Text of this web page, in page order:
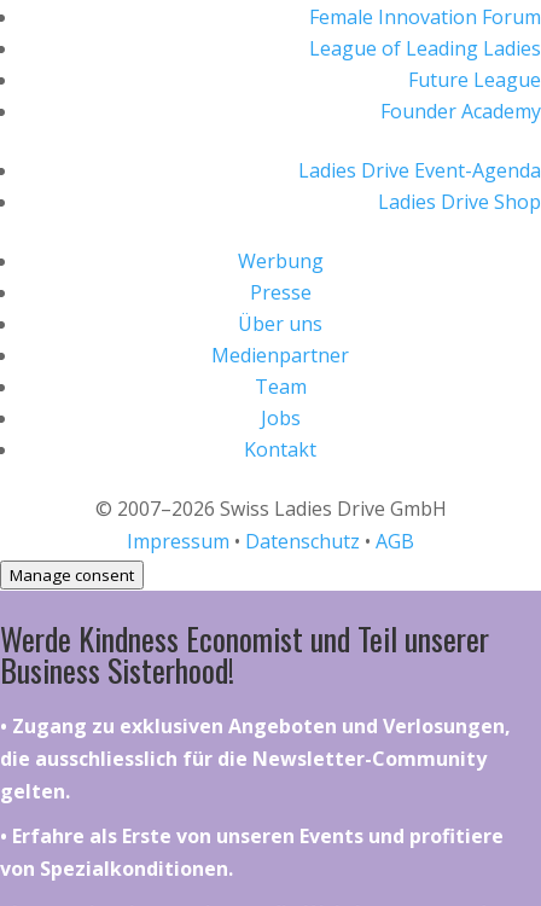
Female Innovation Forum
League of Leading Ladies
Future League
Founder Academy
Ladies Drive Event-Agenda
Ladies Drive Shop
Werbung
Presse
Über uns
Medienpartner
Team
Jobs
Kontakt
© 2007–2026 Swiss Ladies Drive GmbH
Impressum • Datenschutz • AGB
Manage consent
Werde Kindness Economist und Teil unserer
Business Sisterhood!
•⁠ ⁠⁠Zugang zu exklusiven Angeboten und Verlosungen,
die ausschliesslich für die Newsletter-Community
gelten.
•⁠ ⁠⁠Erfahre als Erste von unseren Events und profitiere
von Spezialkonditionen.